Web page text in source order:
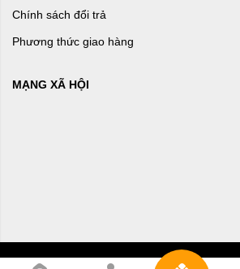
Chính sách đổi trả
Phương thức giao hàng
MẠNG XÃ HỘI